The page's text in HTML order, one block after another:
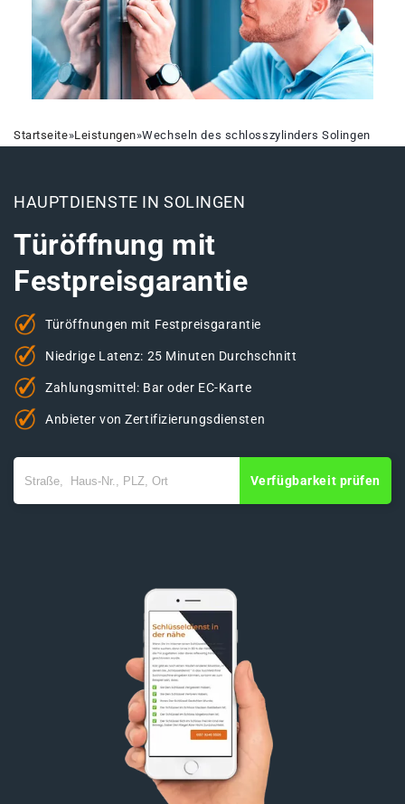
Startseite»Leistungen»Wechseln des schlosszylinders Solingen
HAUPTDIENSTE IN SOLINGEN
Türöffnung mit
Festpreisgarantie
Türöffnungen mit Festpreisgarantie
Niedrige Latenz: 25 Minuten Durchschnitt
Zahlungsmittel: Bar oder EC-Karte
Anbieter von Zertifizierungsdiensten
Verfügbarkeit prüfen